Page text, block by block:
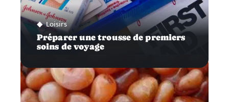
Loisirs
Préparer une trousse de premiers
soins de voyage